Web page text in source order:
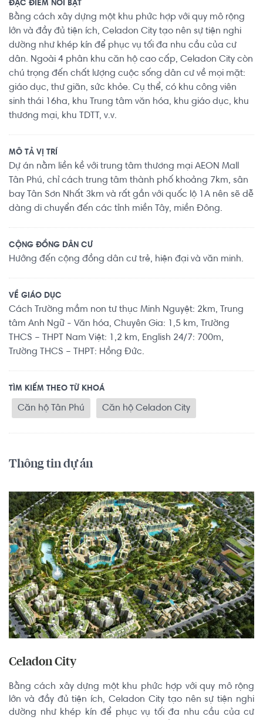
ĐẶC ĐIỂM NỔI BẬT
Bằng cách xây dựng một khu phức hợp với quy mô rộng
lớn và đầy đủ tiện ích, Celadon City tạo nên sự tiện nghi
dường như khép kín để phục vụ tối đa nhu cầu của cư
dân. Ngoài 4 phân khu căn hộ cao cấp, Celadon City còn
chú trọng đến chất lượng cuộc sống dân cư về mọi mặt:
giáo dục, thư giãn, sức khỏe. Cụ thể, có khu công viên
sinh thái 16ha, khu Trung tâm văn hóa, khu giáo dục, khu
thương mại, khu TDTT, v.v.
MÔ TẢ VỊ TRÍ
Dự án nằm liền kề với trung tâm thương mại AEON Mall
Tân Phú, chỉ cách trung tâm thành phố khoảng 7km, sân
bay Tân Sơn Nhất 3km và rất gần với quốc lộ 1A nên sẽ dễ
dàng di chuyển đến các tỉnh miền Tây, miền Đông.
CỘNG ĐỒNG DÂN CƯ
Hướng đến cộng đồng dân cư trẻ, hiện đại và văn minh.
VỀ GIÁO DỤC
Cách Trường mầm non tư thục Minh Nguyệt: 2km, Trung
tâm Anh Ngữ - Văn hóa, Chuyên Gia: 1,5 km, Trường
THCS – THPT Nam Việt: 1,2 km, English 24/7: 700m,
Trường THCS – THPT: Hồng Đức.
TÌM KIẾM THEO TỪ KHOÁ
Căn hộ Tân Phú Căn hộ Celadon City
Thông tin dự án
Celadon City
Bằng cách xây dựng một khu phức hợp với quy mô rộng
lớn và đầy đủ tiện ích, Celadon City tạo nên sự tiện nghi
dường như khép kín để phục vụ tối đa nhu cầu của cư